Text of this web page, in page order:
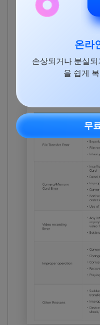
잃어버린 데이터를 정
스캔 진행 바를 설계
하드 드라이브 섹터
손상, 오류, 손실 등
MOV, MP4,
온라
손상되거나 분실
을 쉽게
무